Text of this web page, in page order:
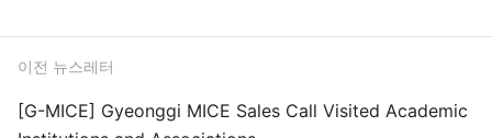
이전 뉴스레터
[G-MICE] Gyeonggi MICE Sales Call Visited Academic